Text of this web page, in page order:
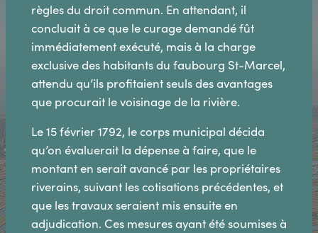
règles du droit commun. En attendant, il
concluait à ce que le curage demandé fût
immédiatement exécuté, mais à la charge
exclusive des habitants du faubourg St-Marcel,
attendu qu’ils profitaient seuls des avantages
que procurait le voisinage de la rivière.
Le 15 février 1792, le corps municipal décida
qu’on évaluerait la dépense à faire, que le
montant en serait avancé par les propriétaires
riverains, suivant les cotisations précédentes, et
que les travaux seraient mis ensuite en
adjudication. Ces mesures ayant été soumises à